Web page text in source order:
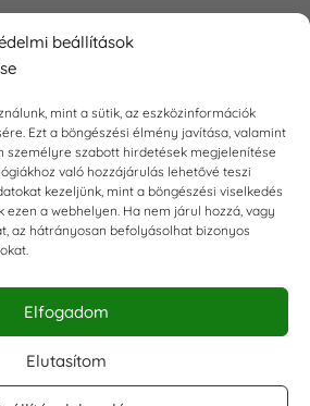
beállítások
mint a sütik, az eszközinformációk
Ezt a böngészési élmény javítása, valamint
személyre szabott hirdetések megjelenítése
való hozzájárulás lehetővé teszi
kezeljünk, mint a böngészési viselkedés
a webhelyen. Ha nem járul hozzá, vagy
az hátrányosan befolyásolhat bizonyos
Elfogadom
Elutasítom
feltételek